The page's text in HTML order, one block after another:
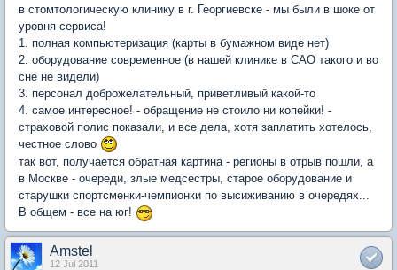
в стомтологическую клинику в г. Георгиевске - мы были в шоке от
уровня сервиса!
1. полная компьютеризация (карты в бумажном виде нет)
2. оборудование современное (в нашей клинике в САО такого и во
сне не видели)
3. персонал доброжелательный, приветливый какой-то
4. самое интересное! - обращение не стоило ни копейки! -
страховой полис показали, и все дела, хотя заплатить хотелось,
честное слово
так вот, получается обратная картина - регионы в отрыв пошли, а
в Москве - очереди, злые медсестры, старое оборудование и
старушки спортсменки-чемпионки по высиживанию в очередях...
В общем - все на юг!
Amstel
12 Jul 2011